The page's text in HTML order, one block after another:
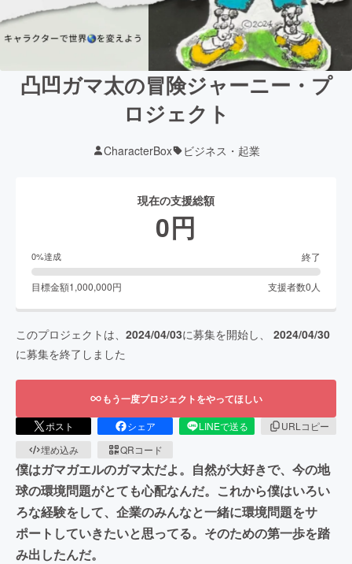
凸凹ガマ太の冒険ジャーニー・プ
ロジェクト
CharacterBox ビジネス・起業
現在の支援総額
0円
0%達成 終了
目標金額1,000,000円 支援者数0 人
このプロジェクトは、 2024/04/03に募集を開始し、 2024/04/30
に募集を終了しました
もう一度プロジェクトをやってほしい
ポスト シェア LINEで送る
URLコピー
埋め込み
QRコード
僕はガマガエルのガマ太だよ。自然が大好きで、今の地
球の環境問題がとても心配なんだ。これから僕はいろい
ろな経験をして、企業のみんなと一緒に環境問題をサ
ポートしていきたいと思ってる。そのための第一歩を踏
み出したんだ。